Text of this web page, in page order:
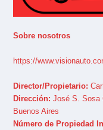
Sobre nosotros
https://
Director/Propietario:
Dirección: José S. Sosa
Buenos Aires
Número de Propiedad